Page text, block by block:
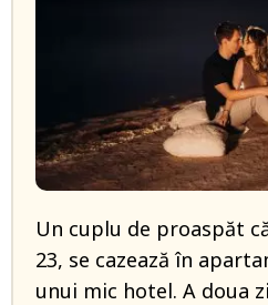
Un cuplu de proaspăt
23, se cazează în
unui mic hotel. A doua